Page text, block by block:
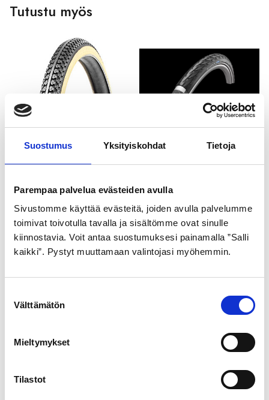
Suostumus Yksityiskohdat Tietoja
Parempaa palvelua evästeiden avulla
Sivustomme käyttää evästeitä, joiden avulla palvelumme
toimivat toivotulla tavalla ja sisältömme ovat sinulle
kiinnostavia. Voit antaa suostumuksesi painamalla ”Salli
kaikki”. Pystyt muuttamaan valintojasi myöhemmin.
Välttämätön
Mieltymykset
Tilastot
Tutustu myös
MUSTA VALKOINEN
HARJA SR176
21,99€
MUSTA DELTA CRUISER
PLUS pistosuojattu
heijastimella
29,99€
GOLDEN BOY